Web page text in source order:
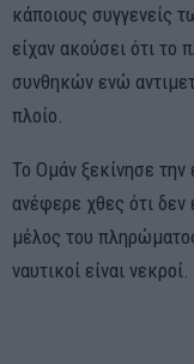
κάποιους συγγενείς
είχαν ακούσει ότι
συνθηκών ενώ
πλοίο.
Το Ομάν ξεκίνησε την
ανέφερε χθες ότι δεν
μέλος του
ναυτικοί είναι νεκροί.